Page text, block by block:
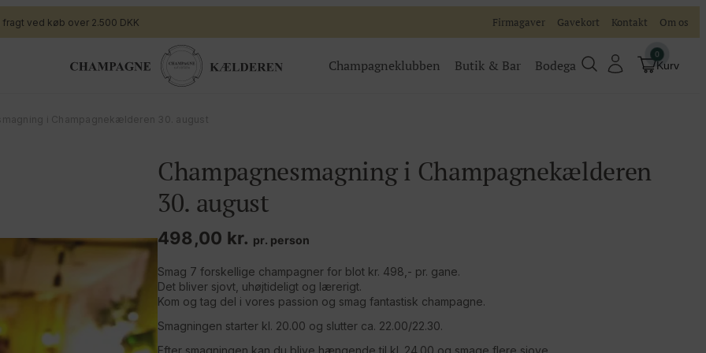
fragt ved køb over 2.500 DKK Firmagaver Gavekort Kontakt Om os
Gavekort
Champagnesmagning for 2
Bingo Banko Champagne for 2
Valgfrit beløb til bar/butik
Økologisk Traditionel
Køb billet
Champagneklubben Butik & Bar Bodega
0
Kurv
i Champagnekælderen 30. august
Champagnesmagning i Champagnekælderen
30. august
498,00 kr. pr. person
Smag 7 forskellige champagner for blot kr. 498,- pr. gane.
Det bliver sjovt, uhøjtideligt og lærerigt.
Kom og tag del i vores passion og smag fantastisk champagne.
Smagningen starter kl. 20.00 og slutter ca. 22.00/22.30.
Efter smagningen kan du blive hængende til kl. 24.00 og smage flere sjove